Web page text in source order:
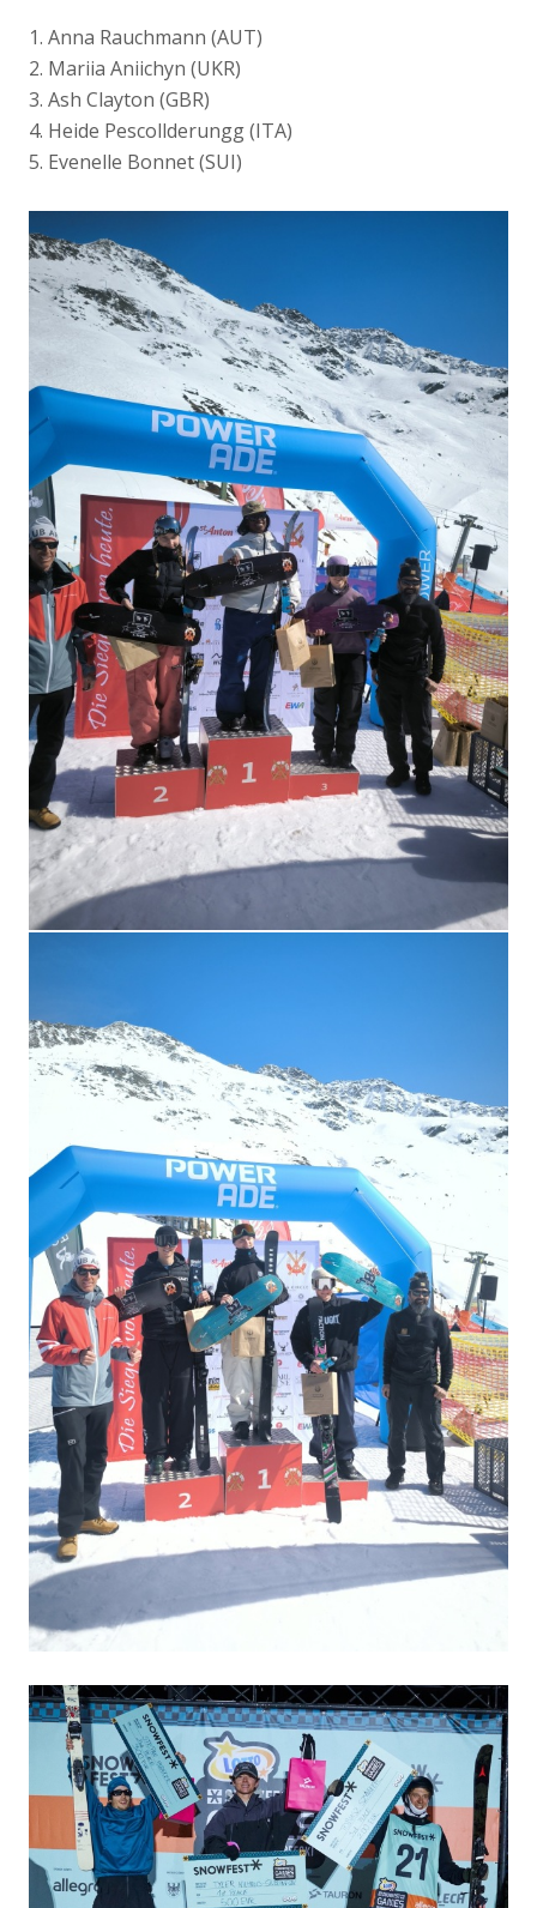
1. Anna Rauchmann (AUT)
2. Mariia Aniichyn (UKR)
3. Ash Clayton (GBR)
4. Heide Pescollderungg (ITA)
5. Evenelle Bonnet (SUI)